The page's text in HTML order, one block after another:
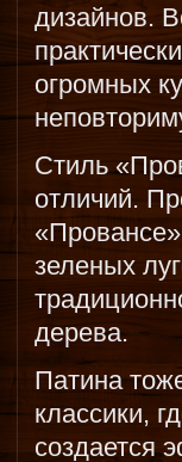
дизайнов.
огромных
Стиль
отличий.
зеленых
дерева.
Патина
классики,
создается